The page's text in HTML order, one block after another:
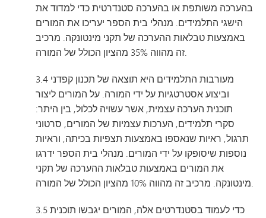
בהערכה משותפת או בהערכה סטנדרטית כדי למדוד את
הישגי התלמידים. מנהלי בית הספר יעריכו את המורים
באמצעות טבלאות ההערכה של תקני מינטונקה. מרכיב
זה מהווה 35% מהציון הכולל של המורה.
3.4 מעורבות התלמידים היא תוצאה של תכנון קפדני
וביצוע אסטרטגיות על ידי המורה. על המורים ליצור
תוכנית הערכה עצמית, אשר עשויה לכלול, בין היתר:
סקרי תלמידים, הערכות עצמיות של המורים, סרטוני
תרגול, ראיות שנאספו באמצעות תצפיות בכיתה, וראיות
נוספות שיסופקו על ידי המורים. מנהלי בית הספר ידרגו
את המורים באמצעות טבלאות ההערכה של תקני
מינטונקה. מרכיב זה מהווה 10% מהציון הכולל של המורה.
3.5 כדי לעמוד בסטנדרטים אלה, המורים יגבשו תוכנית